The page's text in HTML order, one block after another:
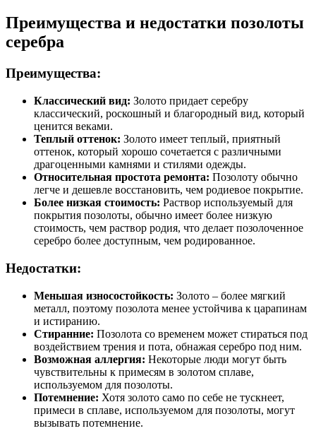
Преимущества и недостатки позолоты
серебра
Преимущества:
Классический вид: Золото придает серебру
классический, роскошный и благородный вид, который
ценится веками.
Теплый оттенок: Золото имеет теплый, приятный
оттенок, который хорошо сочетается с различными
драгоценными камнями и стилями одежды.
Относительная простота ремонта: Позолоту обычно
легче и дешевле восстановить, чем родиевое покрытие.
Более низкая стоимость: Раствор используемый для
покрытия позолоты, обычно имеет более низкую
стоимость, чем раствор родия, что делает позолоченное
серебро более доступным, чем родированное.
Недостатки:
Меньшая износостойкость: Золото – более мягкий
металл, поэтому позолота менее устойчива к царапинам
и истиранию.
Стиранние: Позолота со временем может стираться под
воздействием трения и пота, обнажая серебро под ним.
Возможная аллергия: Некоторые люди могут быть
чувствительны к примесям в золотом сплаве,
используемом для позолоты.
Потемнение: Хотя золото само по себе не тускнеет,
примеси в сплаве, используемом для позолоты, могут
вызывать потемнение.